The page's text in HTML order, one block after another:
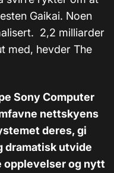
Gaikai. Noen
2,2 milliarder
med, hevder The
Sony Computer
nettskyens
deres, gi
dramatisk utvide
opplevelser og nytt